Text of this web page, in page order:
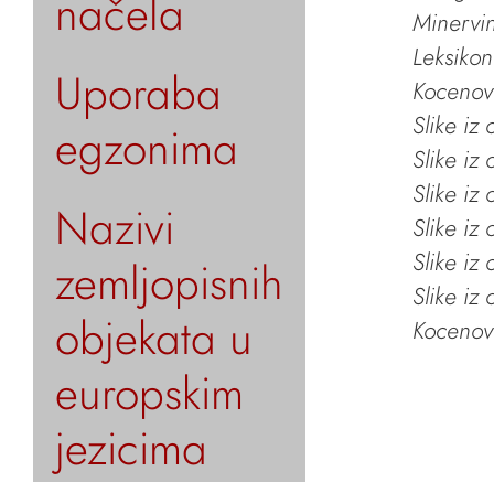
načela
Uporaba
egzonima
Nazivi
zemljopisnih
objekata u
europskim
jezicima
Slike iz
Slike iz
Slike iz
Slike iz
Slike iz
Slike iz